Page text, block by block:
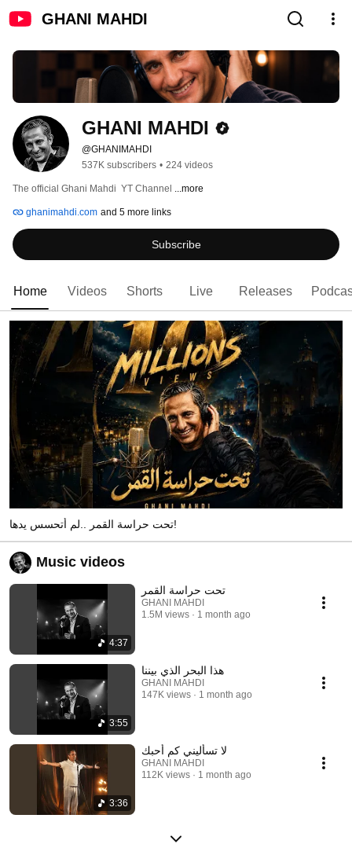
GHANI MAHDI
GHANI MAHDI
@GHANIMAHDI
537K subscribers • 224 videos
The official Ghani Mahdi  YT Channel ...more
ghanimahdi.com and 5 more links
Subscribe
Home Videos Shorts Live Releases
تحت حراسة القمر ..لم أتحسس يدها!
Music videos
4:37
تحت حراسة القمر
GHANI MAHDI
1.5M views
1 month ago
3:55
هذا البحر الذي بيننا
GHANI MAHDI
147K views
1 month ago
3:36
لا تسأليني كم أحبك
GHANI MAHDI
112K views
1 month ago